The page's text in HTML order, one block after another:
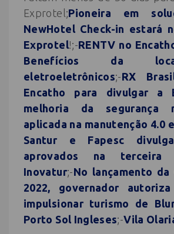
Exprotel;Pioneira em
NewHotel Check-in estará
Exprotel!;-RENTV no
Benefícios da
eletroeletrônicos;-RX
Encatho para divulgar a
melhoria da segurança
aplicada na manutenção 4.0
Santur e Fapesc
aprovados na terceira
Inovatur;-No lançamento
2022, governador
impulsionar turismo de
Porto Sol Ingleses;-Vila